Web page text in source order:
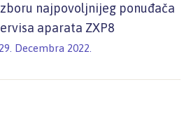
najpovoljnijeg ponuđača
aparata ZXP8
Decembra 2022.